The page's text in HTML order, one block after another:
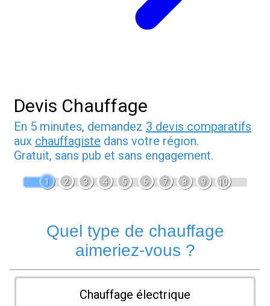
Devis Chauffage
En 5 minutes, demandez 3 devis comparatifs
aux chauffagiste dans votre région.
Gratuit, sans pub et sans engagement.
1 2 3 4 5 6 7 8 9 10
Quel type de chauffage
aimeriez-vous ?
Chauffage électrique